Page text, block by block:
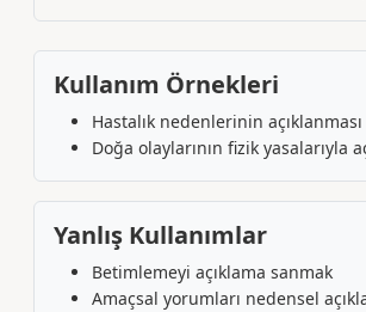
Kullanım Örnekleri
Hastalık nedenlerinin açıklanması
Doğa olaylarının fizik yasalarıyla
Yanlış Kullanımlar
Betimlemeyi açıklama sanmak
Amaçsal yorumları nedensel